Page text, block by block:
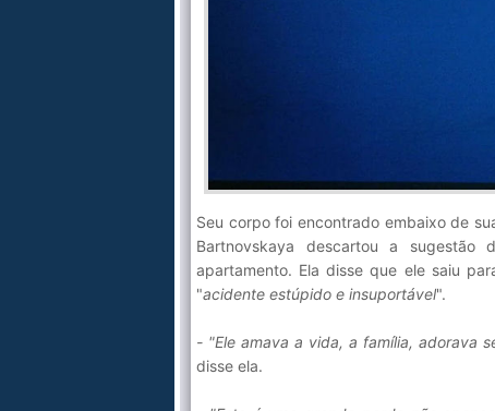
Seu corpo foi encontrado embaixo de
Bartnovskaya descartou a
apartamento. Ela disse que ele saiu
"acidente estúpido e insuportável".
- "Ele amava a vida, a família, adorava
disse ela.